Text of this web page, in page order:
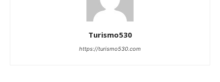
Turismo530
https://turismo530.com